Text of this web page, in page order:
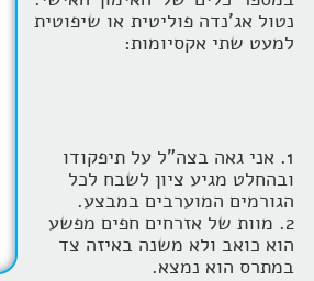
נטול אג'נדה פוליטית או שיפוטית
למעט שתי אקסיומות:
1. אני גאה בצה"ל על תיפקודו
ובהחלט מגיע ציון לשבח לכל
הגורמים המוערבים במבצע.
2. מוות של אזרחים חפים מפשע
הוא כואב ולא משנה באיזה צד
במתרס הוא נמצא.